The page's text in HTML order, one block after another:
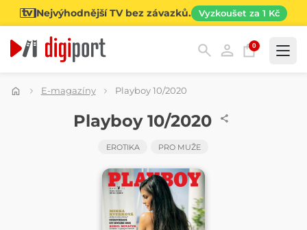
Nejvýhodnější TV bez závazků. Vyzkoušet za 1 Kč
0
Kategorie
E-magazíny Playboy 10/2020
Playboy 10/2020
EROTIKA PRO MUŽE